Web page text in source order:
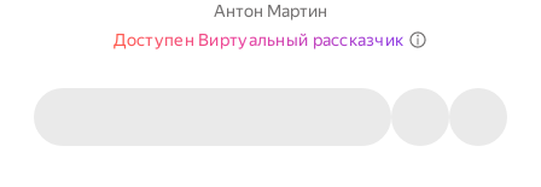
Антон Мартин
Доступен Виртуальный рассказчик